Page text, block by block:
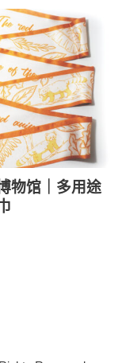
物馆｜多用途